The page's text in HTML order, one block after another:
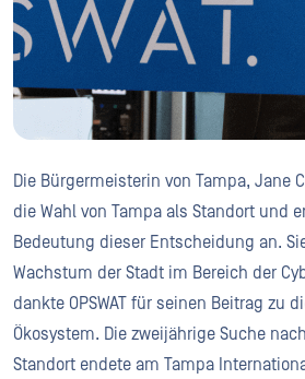
Die Bürgermeisterin von Tampa, Jane
die Wahl von Tampa als Standort und
Bedeutung dieser Entscheidung an.
Wachstum der Stadt im Bereich der
dankte OPSWAT für seinen Beitrag zu
Ökosystem. Die zweijährige Suche
Standort endete am Tampa